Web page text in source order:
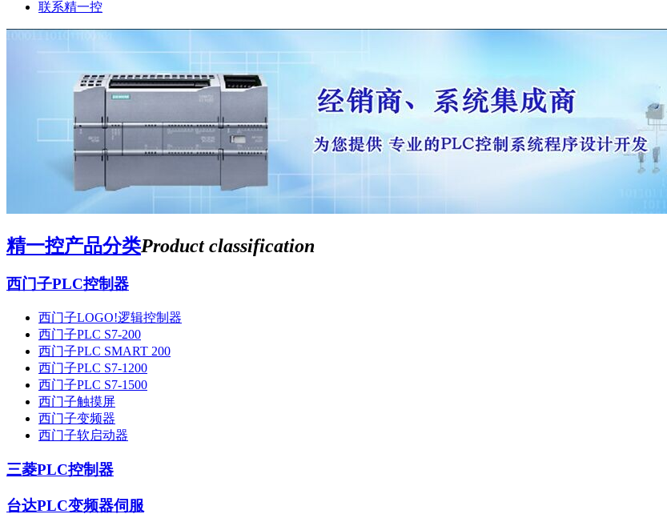
联系精一控
精一控产品分类Product classification
西门子PLC控制器
西门子LOGO!逻辑控制器
西门子PLC S7-200
西门子PLC SMART 200
西门子PLC S7-1200
西门子PLC S7-1500
西门子触摸屏
西门子变频器
西门子软启动器
三菱PLC控制器
台达PLC变频器伺服